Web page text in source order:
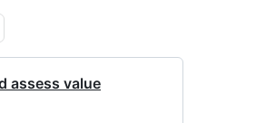
assess value